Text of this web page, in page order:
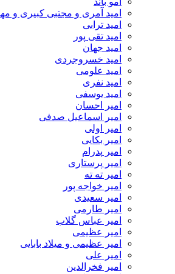
امید آمری و مجتبی کبیری و مهدى مقدم
امید ترابی
امید تقی پور
امید جهان
امید خسروجردی
امید علومی
امید نفری
امید یوسفی
امیر احسان
امیر اسماعیل صدفی
امیر اولی
امیر بکایی
امیر پدرام
امیر پرستاری
امیر ته ته
امیر خواجه پور
امیر سعیدی
امیر طارمی
امیر عباس گلاب
امیر عظیمی
امیر عظیمی و میلاد بابایی
امیر علی
امیر فخرالدین